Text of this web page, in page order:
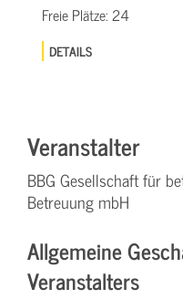
Freie Plätze:24
DETAILS
Veranstalter
BBG Gesellschaft für
Betreuung mbH
Allgemeine
Veranstalters